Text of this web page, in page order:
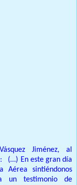
Vásquez Jiménez, al
(…) En este gran día
Aérea sintiéndonos
un testimonio de